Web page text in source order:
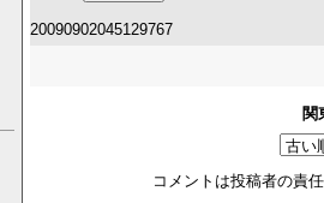
20090902045129767
関
コメントは投稿者の責